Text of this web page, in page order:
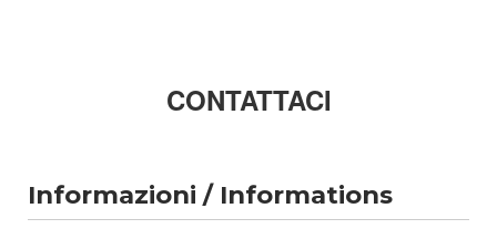
CONTATTACI
Informazioni / Informations